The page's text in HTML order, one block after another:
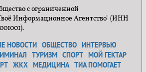
с ограниченной
Информационное Агентство" (ИНН
НОВОСТИ ОБЩЕСТВО ИНТЕРВЬЮ
ТУРИЗМ СПОРТ МОЙ ГЕКТАР
ЖКХ МЕДИЦИНА ТИА ПОМОГАЕТ